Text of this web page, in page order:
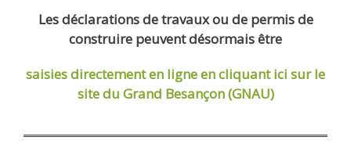
Les déclarations de travaux ou de permis de
construire peuvent désormais être
saisies directement en ligneen cliquant ici sur le
site du Grand Besançon (GNAU)